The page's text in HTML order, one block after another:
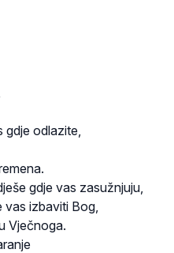
odlazite,
gdje vas zasužnjuju,
izbaviti Bog,
Vječnoga.